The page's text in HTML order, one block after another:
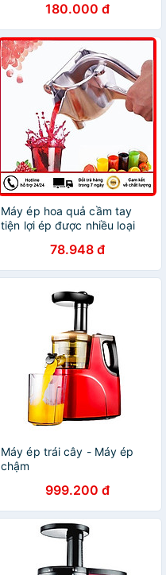
nước trái cây thế hệ mới
180.000 đ
Máy ép hoa quả cầm tay
tiện lợi ép được nhiều loại
dàng dễ sử dụng, chống
han gỉ - Ép hoa quả
78.948 đ
Máy ép trái cây - Máy ép
chậm
999.200 đ